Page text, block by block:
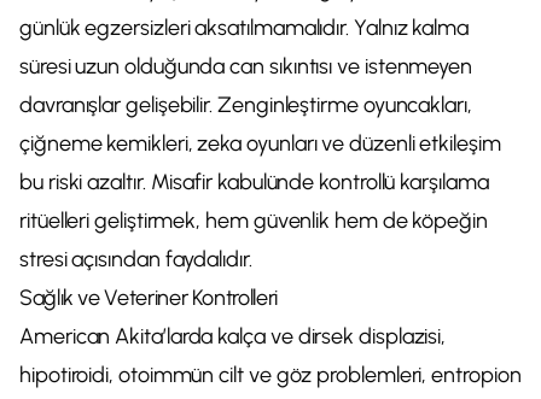
günlük egzersizleri aksatılmamalıdır. Yalnız kalma
süresi uzun olduğunda can sıkıntısı ve istenmeyen
davranışlar gelişebilir. Zenginleştirme oyuncakları,
çiğneme kemikleri, zeka oyunları ve düzenli etkileşim
bu riski azaltır. Misafir kabulünde kontrollü karşılama
ritüelleri geliştirmek, hem güvenlik hem de köpeğin
stresi açısından faydalıdır.
Sağlık ve Veteriner Kontrolleri
American Akita’larda kalça ve dirsek displazisi,
hipotiroidi, otoimmün cilt ve göz problemleri, entropion